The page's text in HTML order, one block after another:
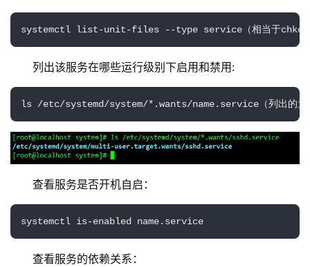
systemctl list-unit-files --type service（相当于
列出该服务在哪些运行级别下启用和禁用:
ls /etc/systemd/system/*.wants/name.service（列出的为
查看服务是否开机自启：
systemctl is-enabled name.service
查看服务的依赖关系：